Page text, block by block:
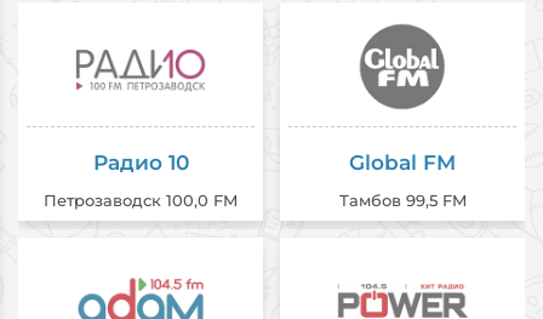
Радио 10
Петрозаводск 100,0 FM
Global FM
Тамбов 99,5 FM